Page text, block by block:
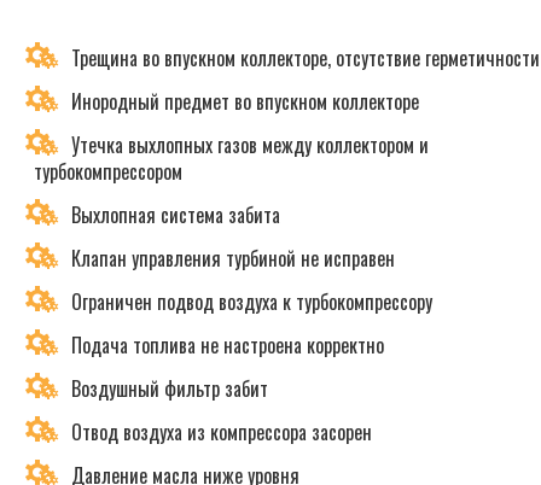
Трещина во впускном коллекторе, отсутствие герметичности
Инородный предмет во впускном коллекторе
Утечка выхлопных газов между коллектором и
турбокомпрессором
Выхлопная система забита
Клапан управления турбиной не исправен
Ограничен подвод воздуха к турбокомпрессору
Подача топлива не настроена корректно
Воздушный фильтр забит
Отвод воздуха из компрессора засорен
Давление масла ниже уровня